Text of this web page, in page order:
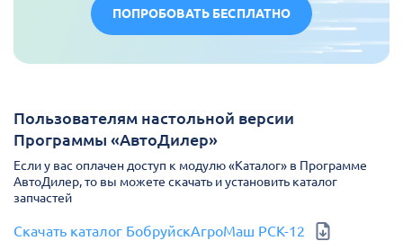
ПОПРОБОВАТЬ БЕСПЛАТНО
Пользователям настольной версии
Программы «АвтоДилер»
Если у вас оплачен доступ к модулю «Каталог» в Программе
АвтоДилер, то вы можете скачать и установить каталог
запчастей
Скачать каталог БобруйскАгроМаш РСК-12